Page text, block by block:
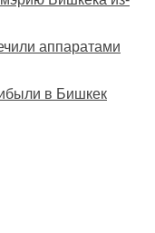
аппаратами
в Бишкек